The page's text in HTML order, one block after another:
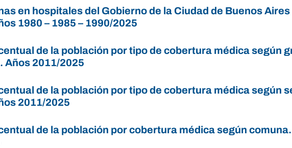
en hospitales del Gobierno de la Ciudad de Buenos
1980 – 1985 – 1990/2025
de la población por tipo de cobertura médica según
Años 2011/2025
de la población por tipo de cobertura médica según
2011/2025
de la población por cobertura médica según